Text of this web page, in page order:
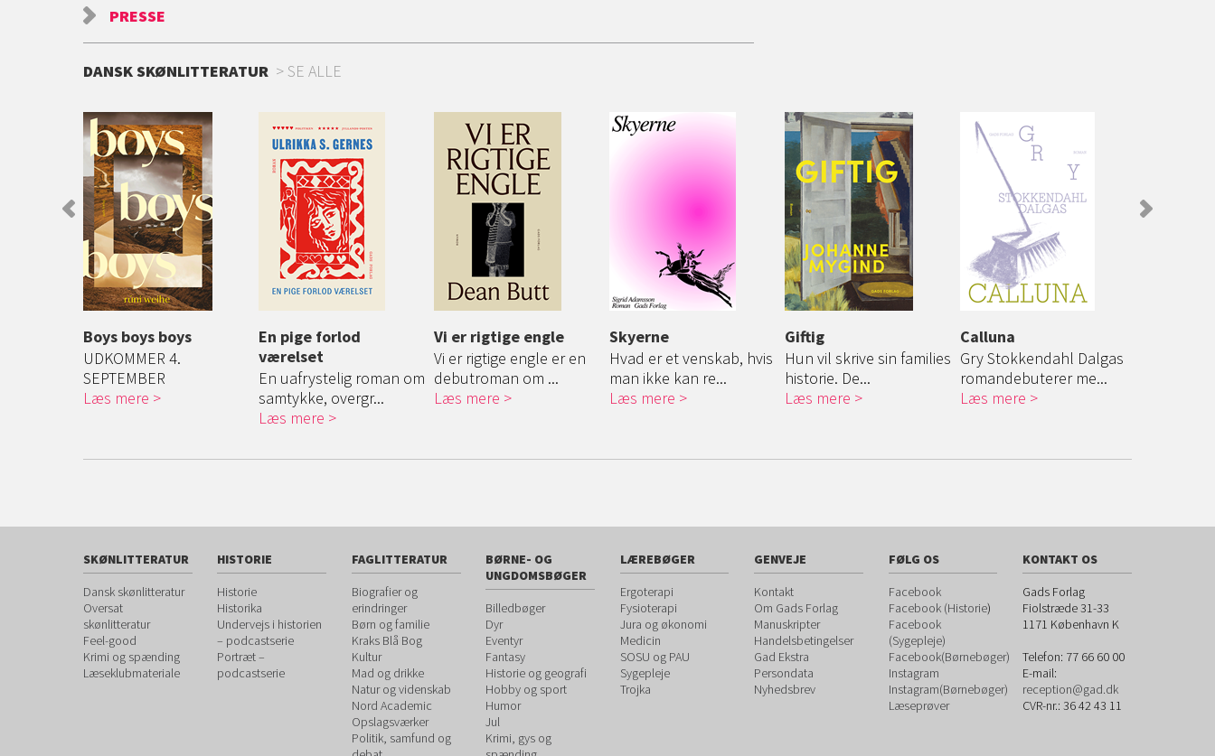
PRESSE
DANSK SKØNLITTERATUR SE ALLE
Boys boys boys
UDKOMMER 4.
SEPTEMBER
Læs mere
En pige forlod
værelset
En uafrystelig roman om
samtykke, overgr...
Læs mere
Vi er rigtige engle
Vi er rigtige engle er en
debutroman om ...
Læs mere
Skyerne
Hvad er et venskab, hvis
man ikke kan re...
Læs mere
Giftig
Hun vil skrive sin families
historie. De...
Læs mere
Calluna
Gry Stokkendahl Dalgas
romandebuterer me...
Læs mere
SKØNLITTERATUR
Dansk skønlitteratur
Oversat
skønlitteratur
Feel-good
Krimi og spænding
Læseklubmateriale
HISTORIE
Historie
Historika
Undervejs i historien
– podcastserie
Portræt –
podcastserie
FAGLITTERATUR
Biografier og
erindringer
Børn og familie
Kraks Blå Bog
Kultur
Mad og drikke
Natur og videnskab
Nord Academic
Opslagsværker
Politik, samfund og
BØRNE- OG
UNGDOMSBØGER
Billedbøger
Dyr
Eventyr
Fantasy
Historie og geografi
Hobby og sport
Humor
Jul
Krimi, gys og
LÆREBØGER
Ergoterapi
Fysioterapi
Jura og økonomi
Medicin
SOSU og PAU
Sygepleje
Trojka
GENVEJE
Kontakt
Om Gads Forlag
Manuskripter
Handelsbetingelser
Gad Ekstra
Persondata
Nyhedsbrev
FØLG OS
Facebook
Facebook (Historie)
Facebook
(Sygepleje)
Facebook(Børnebøger)
Instagram
Instagram(Børnebøger)
Læseprøver
KONTAKT OS
Gads Forlag
Fiolstræde 31-33
1171 København K
Telefon: 77 66 60 00
E-mail:
reception@gad.dk
CVR-nr.: 36 42 43 11